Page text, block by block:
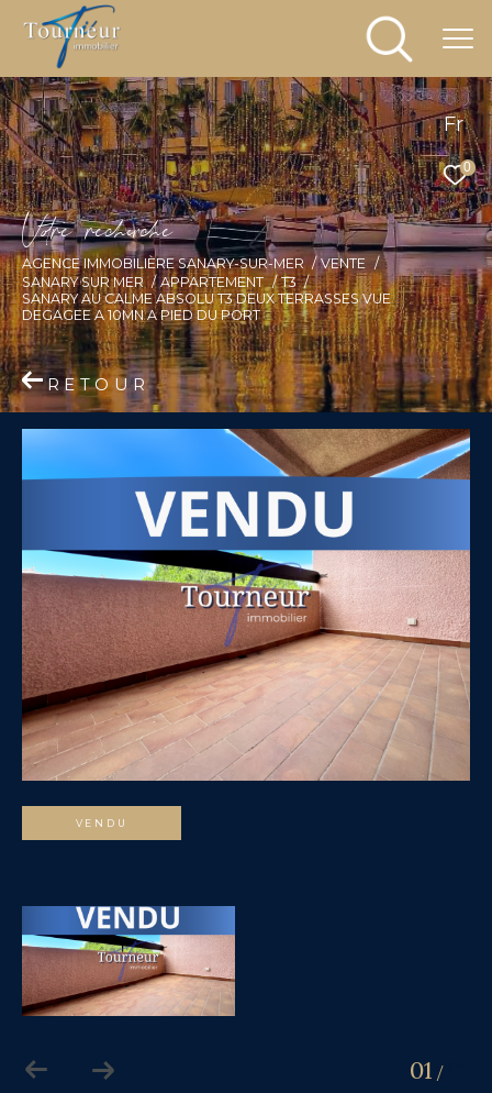
Fr
0
Vore recece
AGENCE IMMOBILIÈRE SANARY-SUR-MER
VENTE
SANARY SUR MER
APPARTEMENT
T3
SANARY AU CALME ABSOLU T3 DEUX TERRASSES VUE
DEGAGEE A 10MN A PIED DU PORT
RETOUR
VENDU
01 /